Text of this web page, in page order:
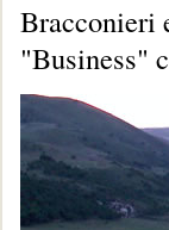
Bracconieri
"Business"